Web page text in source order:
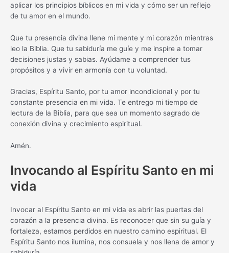
aplicar los principios bíblicos en mi vida y cómo ser un reflejo
de tu amor en el mundo.
Que tu presencia divina llene mi mente y mi corazón mientras
leo la Biblia. Que tu sabiduría me guíe y me inspire a tomar
decisiones justas y sabias. Ayúdame a comprender tus
propósitos y a vivir en armonía con tu voluntad.
Gracias, Espíritu Santo, por tu amor incondicional y por tu
constante presencia en mi vida. Te entrego mi tiempo de
lectura de la Biblia, para que sea un momento sagrado de
conexión divina y crecimiento espiritual.
Amén.
Invocando al Espíritu Santo en mi
vida
Invocar al Espíritu Santo en mi vida es abrir las puertas del
corazón a la presencia divina. Es reconocer que sin su guía y
fortaleza, estamos perdidos en nuestro camino espiritual. El
Espíritu Santo nos ilumina, nos consuela y nos llena de amor y